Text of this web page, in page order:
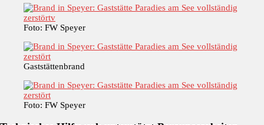
Foto: FW Speyer
Gaststättenbrand
Foto: FW Speyer